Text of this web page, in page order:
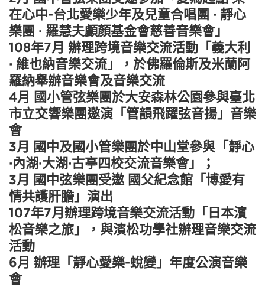
在心中-台北愛樂少年及兒童合唱團 · 靜心
樂團 · 羅慧夫顱顏基金會慈善音樂會」
108年7月 辦理跨境音樂交流活動「義大利
· 維也納音樂交流」，於佛羅倫斯及米蘭阿
羅納舉辦音樂會及音樂交流
4月 國小管弦樂團於大安森林公園參與臺北
市立交響樂團邀演「管韻飛躍弦音揚」音樂
會
3月 國中及國小管樂團於中山堂參與「靜心
·內湖·大湖·古亭四校交流音樂會」；
3月 國中弦樂團受邀 國父紀念館「博愛有
情共護肝膽」演出
107年7月辦理跨境音樂交流活動「日本濱
松音樂之旅」，與濱松功學社辦理音樂交流
活動
6月 辦理「靜心愛樂-蛻變」年度公演音樂
會